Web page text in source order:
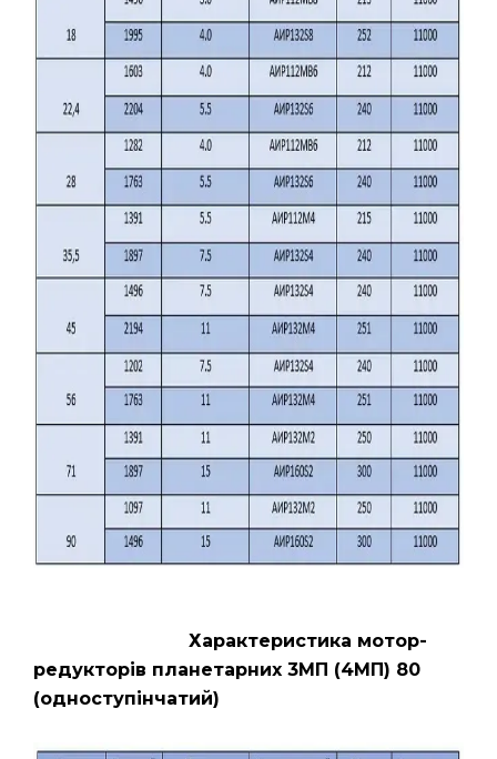
Характеристика мотор-
редукторів планетарних 3МП (4МП) 80
(одноступінчатий)